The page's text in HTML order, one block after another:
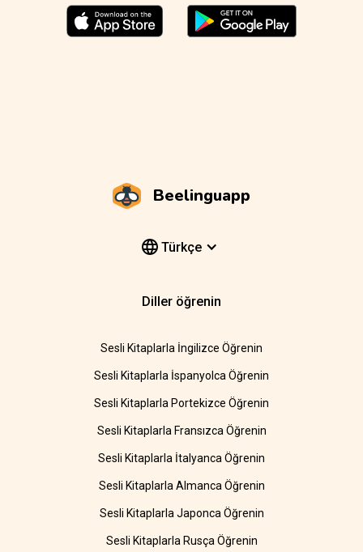
Beelinguapp
Türkçe
Diller öğrenin
Sesli Kitaplarla İngilizce Öğrenin
Sesli Kitaplarla İspanyolca Öğrenin
Sesli Kitaplarla Portekizce Öğrenin
Sesli Kitaplarla Fransızca Öğrenin
Sesli Kitaplarla İtalyanca Öğrenin
Sesli Kitaplarla Almanca Öğrenin
Sesli Kitaplarla Japonca Öğrenin
Sesli Kitaplarla Rusça Öğrenin